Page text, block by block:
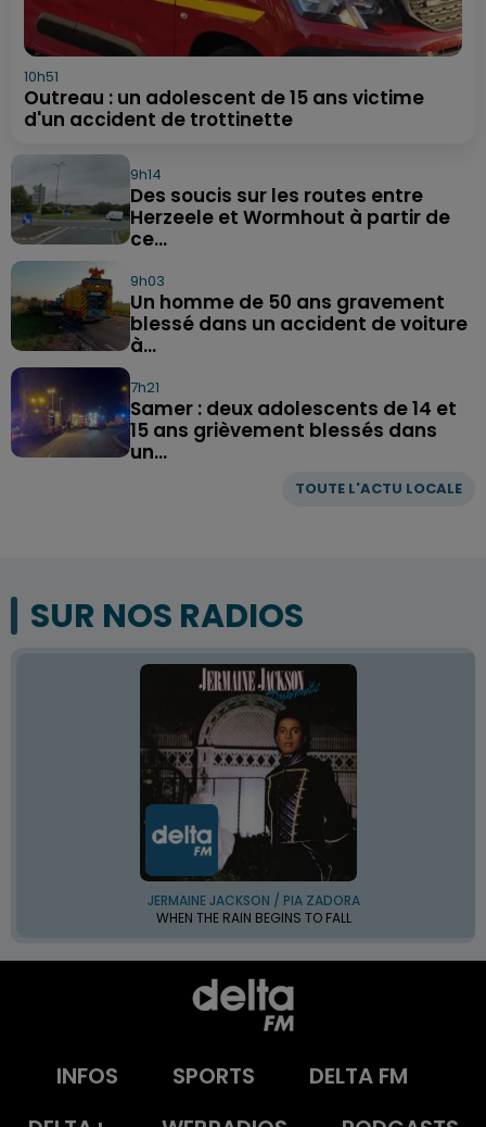
TOUTE L'ACTU LOCALE
10h51
Outreau : un adolescent de 15 ans victime
d'un accident de trottinette
9h14
Des soucis sur les routes entre
Herzeele et Wormhout à partir de
ce...
9h03
Un homme de 50 ans gravement
blessé dans un accident de voiture
à...
7h21
Samer : deux adolescents de 14 et
15 ans grièvement blessés dans
un...
SUR NOS RADIOS
JERMAINE JACKSON / PIA ZADORA
WHEN THE RAIN BEGINS TO FALL
INFOS SPORTS
DELTA FM